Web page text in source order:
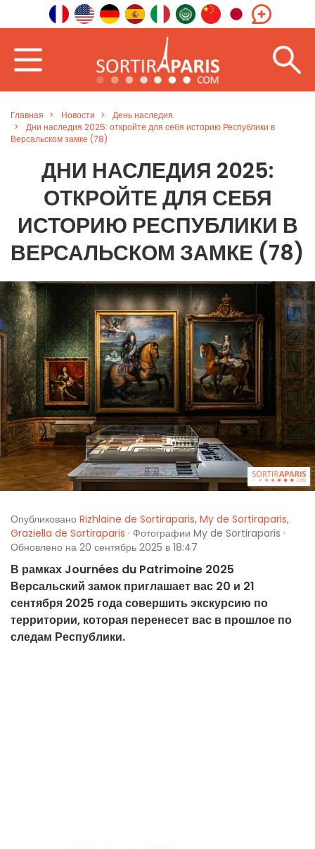
Главная Новости
День наследия
Дни наследия 2025: откройте для себя историю Республики в
Версальском замке (78)
ДНИ НАСЛЕДИЯ 2025:
ОТКРОЙТЕ ДЛЯ СЕБЯ
ИСТОРИЮ РЕСПУБЛИКИ В
ВЕРСАЛЬСКОМ ЗАМКЕ (78)
Опубликовано Rizhlaine de Sortiraparis, My de Sortiraparis,
Graziella de Sortiraparis · Фотографии My de Sortiraparis ·
Обновлено на 20 сентябрь 2025 в 18:47
В рамках Journées du Patrimoine 2025
Версальский замок приглашает вас 20 и 21
сентября 2025 года совершить экскурсию по
территории, которая перенесет вас в прошлое по
следам Республики.